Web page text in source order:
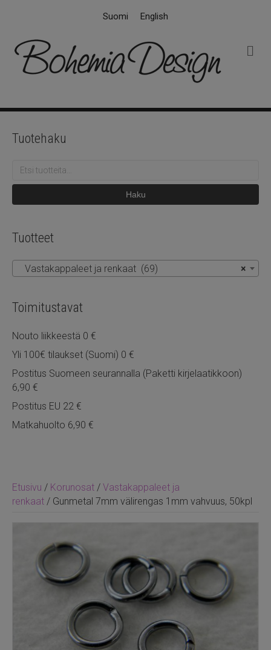
Suomi English
k
Etusivu / Korunosat / Vastakappaleet ja
renkaat / Gunmetal 7mm välirengas 1mm vahvuus, 50kpl
Tuotehaku
Etsi:
Haku
Tuotteet
×
Vastakappaleet ja renkaat (69)
Toimitustavat
Nouto liikkeestä 0 €
Yli 100€ tilaukset (Suomi) 0 €
Postitus Suomeen seurannalla (Paketti kirjelaatikkoon)
6,90 €
Postitus EU 22 €
Matkahuolto 6,90 €